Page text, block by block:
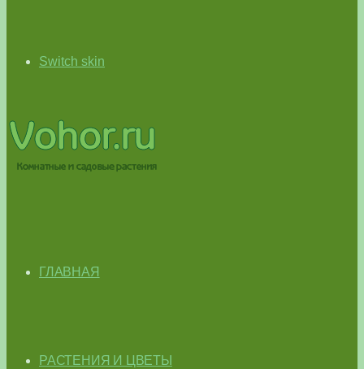
Switch skin
ГЛАВНАЯ
РАСТЕНИЯ И ЦВЕТЫ